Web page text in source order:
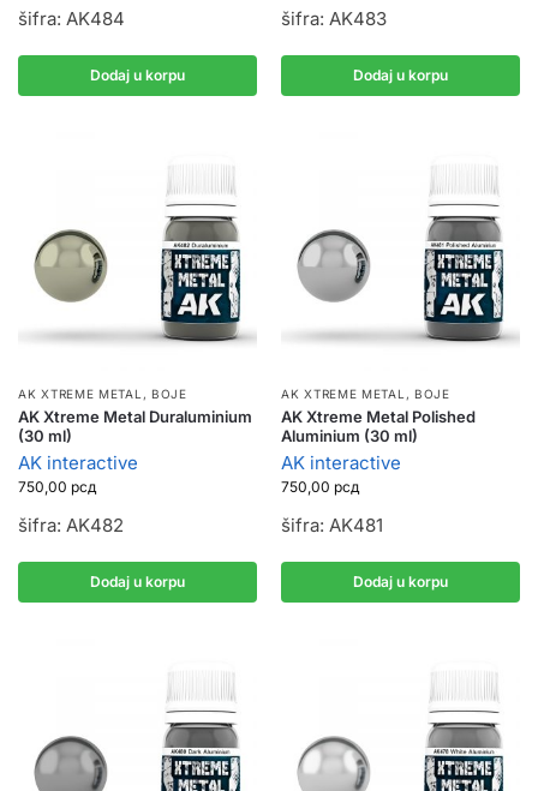
šifra: AK484
Dodaj u korpu
šifra: AK483
Dodaj u korpu
AK XTREME METAL , BOJE
AK Xtreme Metal Duraluminium
(30 ml)
AK interactive
750,00 рсд
šifra: AK482
Dodaj u korpu
AK XTREME METAL , BOJE
AK Xtreme Metal Polished
Aluminium (30 ml)
AK interactive
750,00 рсд
šifra: AK481
Dodaj u korpu